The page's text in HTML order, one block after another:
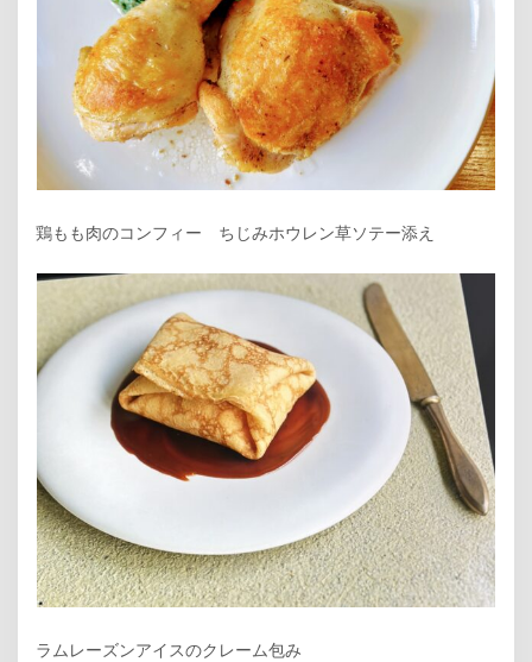
鶏もも肉のコンフィー ちじみホウレン草ソテー添え
ラムレーズンアイスのクレーム包み